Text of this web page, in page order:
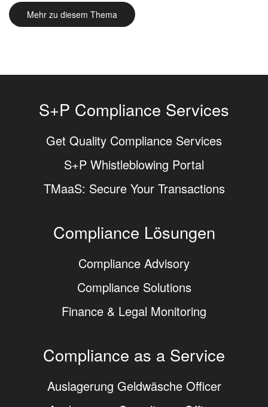
Mehr zu diesem Thema
S+P Compliance Services
Get Quality Compliance Services
S+P Whistleblowing Portal
TMaaS: Secure Your Transactions
Compliance Lösungen
Compliance Advisory
Compliance Solutions
Finance & Legal Monitoring
Compliance as a Service
Auslagerung Geldwäsche Officer